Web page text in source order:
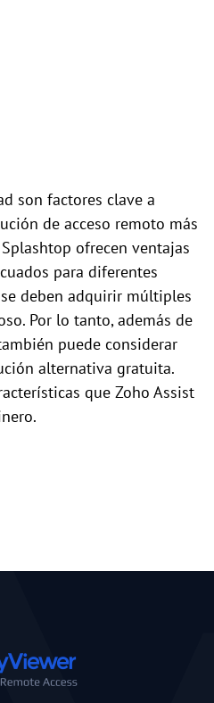
son factores clave a
de acceso remoto más
ofrecen ventajas
para diferentes
deben adquirir múltiples
Por lo tanto, además de
puede considerar
alternativa gratuita.
que Zoho Assist